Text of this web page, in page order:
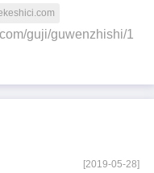
guji/guwenzhishi/1
[2019-05-28]